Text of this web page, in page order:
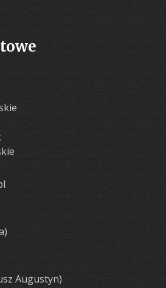
Augustyn)